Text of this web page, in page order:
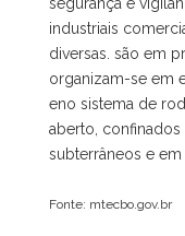
industriais
diversas. são em
organizam-se em
eno sistema de
aberto,
subterrâneos e em
Fonte: mtecbo.gov.br